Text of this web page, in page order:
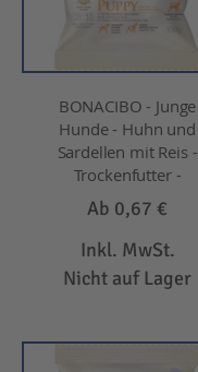
BONACIBO - Junge
Hunde - Huhn und
Sardellen mit Reis -
Trockenfutter -
Ab 0,67 €
Inkl. MwSt.
Nicht auf Lager